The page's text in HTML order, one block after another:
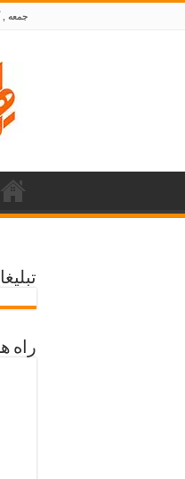
جمعه ,
راه